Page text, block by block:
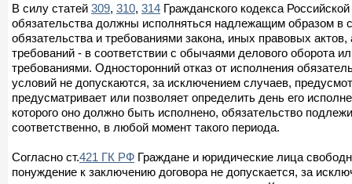
В силу статей 309, 310, 314 Гражданского кодекса
обязательства должны исполняться надлежащим образом в
обязательства и требованиями закона, иных правовых актов,
требований - в соответствии с обычаями делового оборота
требованиями. Односторонний отказ от исполнения
условий не допускаются, за исключением случаев,
предусматривает или позволяет определить день его
которого оно должно быть исполнено, обязательство
соответственно, в любой момент такого периода.
Согласно ст.421 ГК РФ Граждане и юридические лица
понуждение к заключению договора не допускается, за